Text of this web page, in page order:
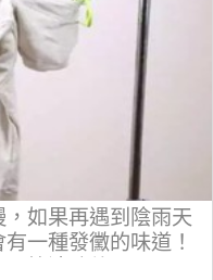
如果再遇到陰雨天
一種發黴的味道！
快速晾乾！